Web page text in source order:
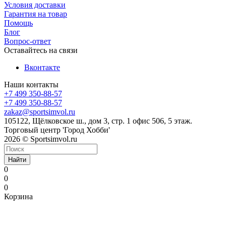
Условия доставки
Гарантия на товар
Помощь
Блог
Вопрос-ответ
Оставайтесь на связи
Вконтакте
Наши контакты
+7 499 350-88-57
+7 499 350-88-57
zakaz@sportsimvol.ru
105122, Щёлковское ш., дом 3, стр. 1 офис 506, 5 этаж.
Торговый центр 'Город Хобби'
2026 © Sportsimvol.ru
Найти
0
0
0
Корзина